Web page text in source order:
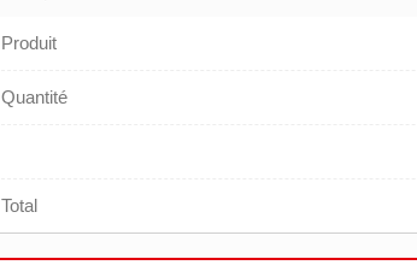
Produit
Quantité
Total